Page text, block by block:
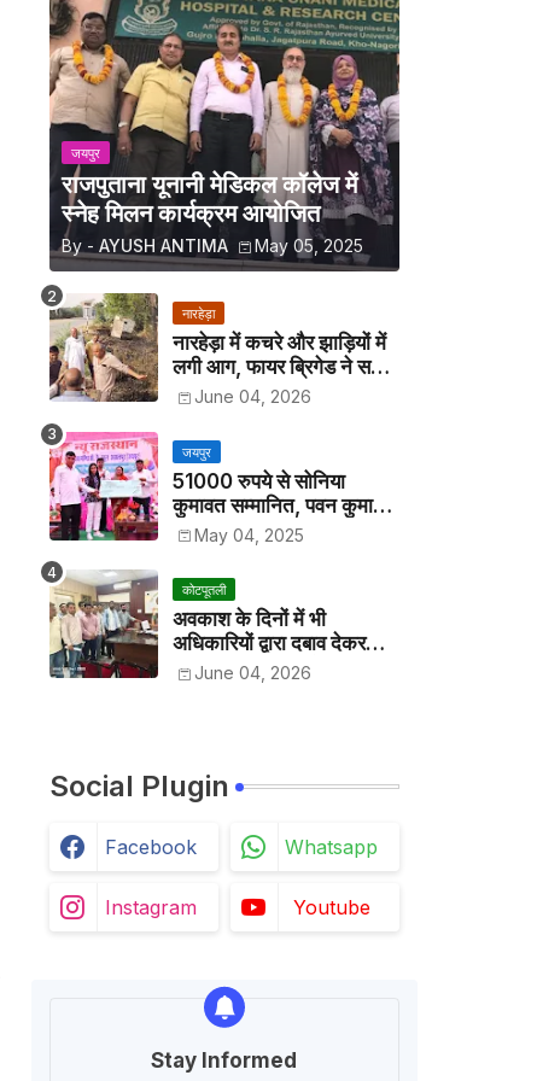
जयपुर
राजपुताना यूनानी मेडिकल कॉलेज में
स्नेह मिलन कार्यक्रम आयोजित
By - AYUSH ANTIMA May 05, 2025
नारहेड़ा
नारहेड़ा में कचरे और झाड़ियों में
लगी आग, फायर ब्रिगेड ने समय
रहते पाया काबू
June 04, 2026
जयपुर
51000 रुपये से सोनिया
कुमावत सम्मानित, पवन कुमावत
व अन्य छात्रों को मिला लैपटॉप
May 04, 2025
कोटपूतली
अवकाश के दिनों में भी
अधिकारियों द्वारा दबाव देकर
अवकाश निरस्त करके काम
June 04, 2026
Social Plugin
Facebook Whatsapp
Instagram Youtube
Stay Informed